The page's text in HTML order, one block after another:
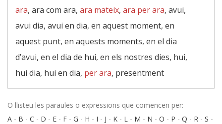
ara, ara com ara, ara mateix, ara per ara, avui,
avui dia, avui en dia, en aquest moment, en
aquest punt, en aquests moments, en el dia
d’avui, en el dia de hui, en els nostres dies, hui,
hui dia, hui en dia, per ara, presentment
O llisteu les paraules o expressions que comencen per:
A - B - C - D - E - F - G - H - I - J - K - L - M - N - O - P - Q - R - S -